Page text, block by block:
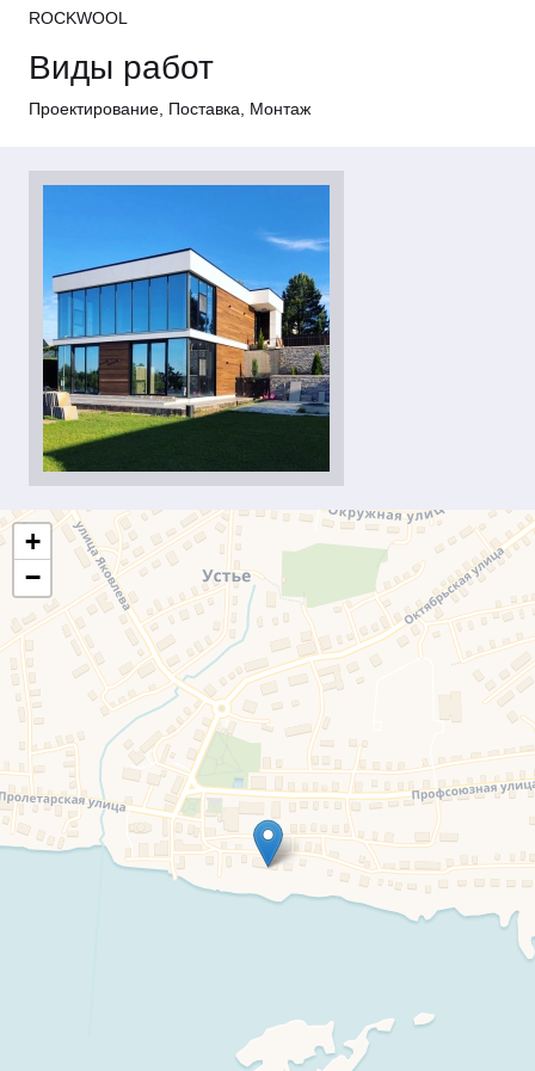
ROCKWOOL
Виды работ
Проектирование, Поставка, Монтаж
+
−
Наш сайт использует файлы cookie и сервис веб-аналитики
Яндекс Метрика, чтобы улучшить работу сайта, повысить его